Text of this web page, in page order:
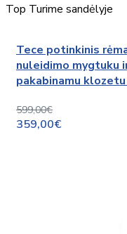
Top Turime sandėlyje
Tece potinkinis rėmas
nuleidimo mygtuku ir Deante Peonia
pakabinamu
599,00€
359,00€